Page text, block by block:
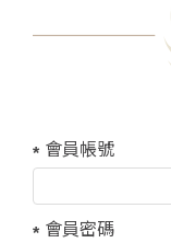
會員帳號
會員密碼